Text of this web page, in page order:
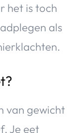
het is toch
als
van gewicht
Je eet